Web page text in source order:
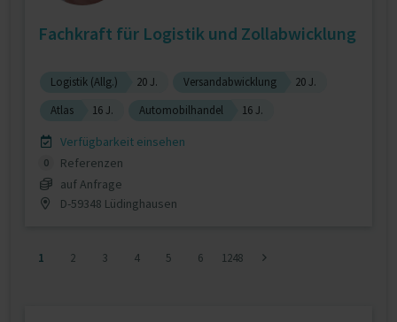
Fachkraft für Logistik und Zollabwicklung
Logistik (Allg.) 20 J. Versandabwicklung
20 J.
Atlas
16 J. Automobilhandel 16 J.
Verfügbarkeit einsehen
0
Referenzen
auf Anfrage
D-59348 Lüdinghausen
1 2 3 4 5 6 1248